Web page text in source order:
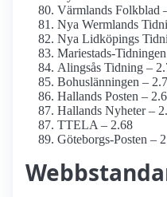
Värmlands Folkblad
Nya Wermlands
Nya Lidköpings
Mariestads-
Alingsås Tidning –
Bohuslänningen –
Hallands Posten –
Hallands Nyheter –
TTELA – 2.68
Göteborgs-Posten –